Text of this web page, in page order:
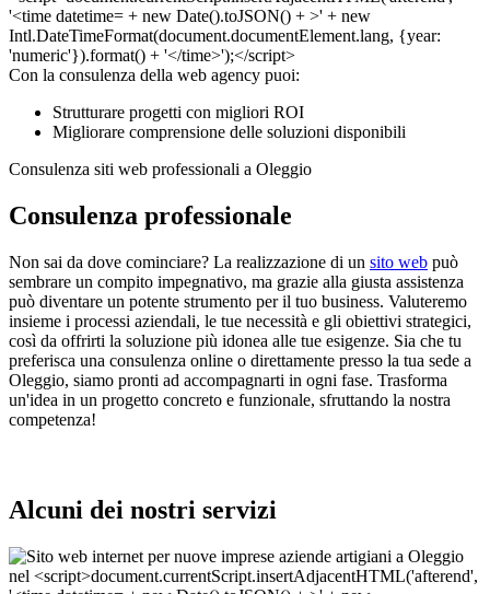
Con la consulenza della web agency puoi:
Strutturare progetti con migliori ROI
Migliorare comprensione delle soluzioni disponibili
Consulenza siti web professionali a Oleggio
Consulenza professionale
Non sai da dove cominciare? La realizzazione di un sito web può
sembrare un compito impegnativo, ma grazie alla giusta assistenza
può diventare un potente strumento per il tuo business. Valuteremo
insieme i processi aziendali, le tue necessità e gli obiettivi strategici,
così da offrirti la soluzione più idonea alle tue esigenze. Sia che tu
preferisca una consulenza online o direttamente presso la tua sede a
Oleggio, siamo pronti ad accompagnarti in ogni fase. Trasforma
un'idea in un progetto concreto e funzionale, sfruttando la nostra
competenza!
Alcuni dei nostri servizi